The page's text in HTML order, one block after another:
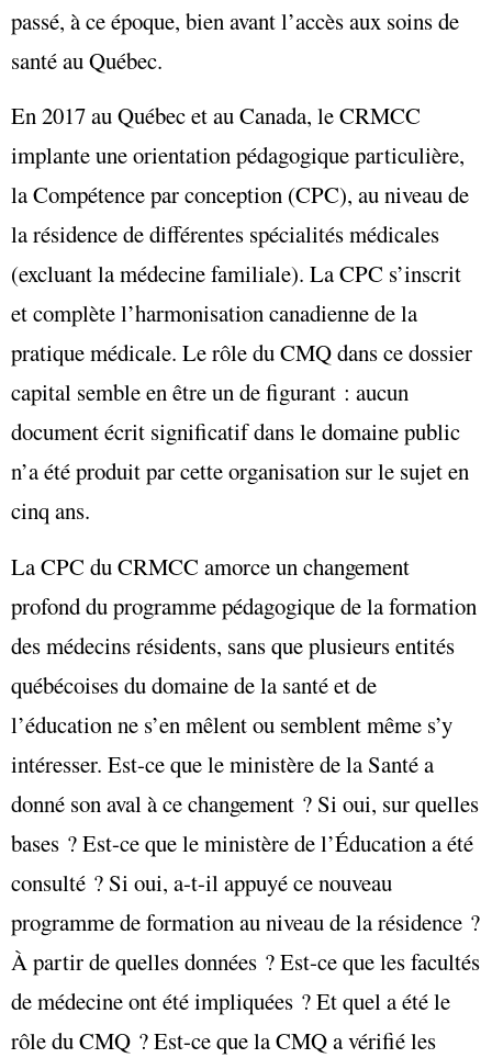
passé, à ce époque, bien avant l’accès aux soins de
santé au Québec.
En 2017 au Québec et au Canada, le CRMCC
implante une orientation pédagogique particulière,
la Compétence par conception (CPC), au niveau de
la résidence de différentes spécialités médicales
(excluant la médecine familiale). La CPC s’inscrit
et complète l’harmonisation canadienne de la
pratique médicale. Le rôle du CMQ dans ce dossier
capital semble en être un de figurant : aucun
document écrit significatif dans le domaine public
n’a été produit par cette organisation sur le sujet en
cinq ans.
La CPC du CRMCC amorce un changement
profond du programme pédagogique de la formation
des médecins résidents, sans que plusieurs entités
québécoises du domaine de la santé et de
l’éducation ne s’en mêlent ou semblent même s’y
intéresser. Est-ce que le ministère de la Santé a
donné son aval à ce changement ? Si oui, sur quelles
bases ? Est-ce que le ministère de l’Éducation a été
consulté ? Si oui, a-t-il appuyé ce nouveau
programme de formation au niveau de la résidence ?
À partir de quelles données ? Est-ce que les facultés
de médecine ont été impliquées ? Et quel a été le
rôle du CMQ ? Est-ce que la CMQ a vérifié les